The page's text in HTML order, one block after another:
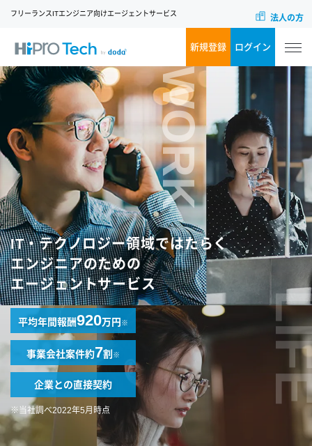
フリーランスITエンジニア向けエージェントサービス 法人の方
新規登録 ログイン
WORK
IT・テクノロジー領域ではたらく
エンジニアのための
エージェントサービス
平均年間報酬920万円※
事業会社案件約7割※
企業との直接契約
※当社調べ2022年5月時点